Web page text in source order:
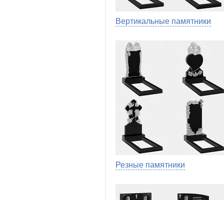
Вертикальные памятники
Резные памятники